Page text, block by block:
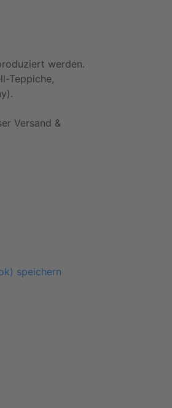
werden.
Teppiche,
Versand &
speichern